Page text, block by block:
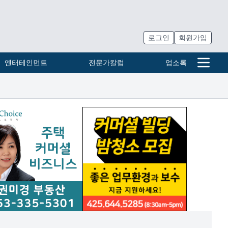
로그인 회원가입
엔터테인먼트 전문가칼럼 업소록